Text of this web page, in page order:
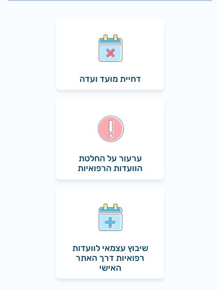
דחיית מועד ועדה
ערעור על החלטת
הוועדות הרפואיות
שיבוץ עצמאי לוועדות
רפואיות דרך האתר
האישי